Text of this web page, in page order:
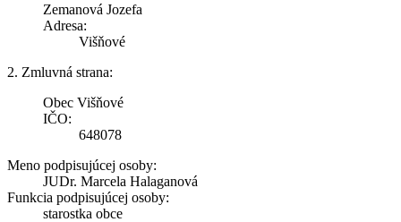
Zemanová Jozefa
Adresa:
Višňové
2. Zmluvná strana:
Obec Višňové
IČO:
648078
Meno podpisujúcej osoby:
JUDr. Marcela Halaganová
Funkcia podpisujúcej osoby:
starostka obce